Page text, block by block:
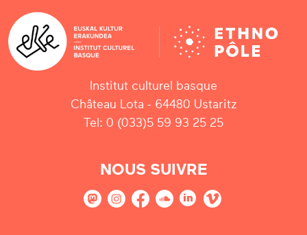
Institut culturel basque
Château Lota - 64480 Ustaritz
Tel: 0 (033)5 59 93 25 25
NOUS SUIVRE